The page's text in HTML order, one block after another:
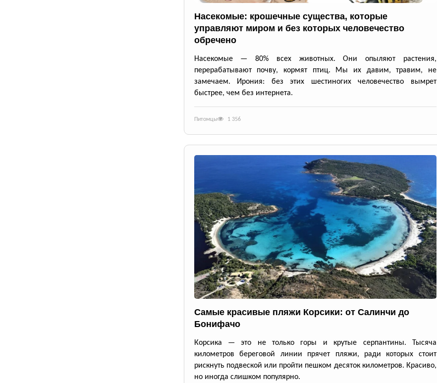
Насекомые: крошечные существа, которые
управляют миром и без которых человечество
обречено
Насекомые — 80% всех животных. Они опыляют растения,
перерабатывают почву, кормят птиц. Мы их давим, травим, не
замечаем. Ирония: без этих шестиногих человечество вымрет
быстрее, чем без интернета.
Питомцы 1 356
Самые красивые пляжи Корсики: от Салинчи до
Бонифачо
Корсика — это не только горы и крутые серпантины. Тысяча
километров береговой линии прячет пляжи, ради которых стоит
рискнуть подвеской или пройти пешком десяток километров. Красиво,
но иногда слишком популярно.